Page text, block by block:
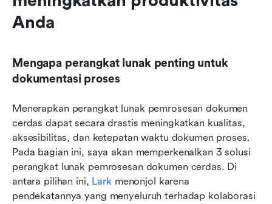
Anda
Mengapa perangkat lunak penting untuk
dokumentasi proses
Menerapkan perangkat lunak pemrosesan dokumen
cerdas dapat secara drastis meningkatkan kualitas,
aksesibilitas, dan ketepatan waktu dokumen proses.
Pada bagian ini, saya akan memperkenalkan 3 solusi
perangkat lunak pemrosesan dokumen cerdas. Di
antara pilihan ini, Lark menonjol karena
pendekatannya yang menyeluruh terhadap kolaborasi